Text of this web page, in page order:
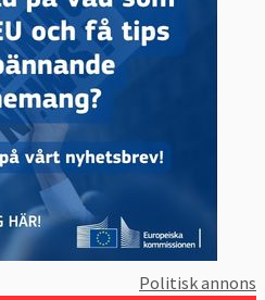
Politisk annons